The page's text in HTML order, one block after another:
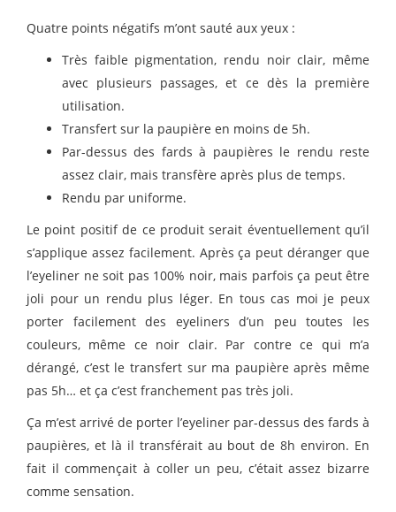
Quatre points négatifs m’ont sauté aux yeux :
Très faible pigmentation, rendu noir clair, même
avec plusieurs passages, et ce dès la première
utilisation.
Transfert sur la paupière en moins de 5h.
Par-dessus des fards à paupières le rendu reste
assez clair, mais transfère après plus de temps.
Rendu par uniforme.
Le point positif de ce produit serait éventuellement qu’il
s’applique assez facilement. Après ça peut déranger que
l’eyeliner ne soit pas 100% noir, mais parfois ça peut être
joli pour un rendu plus léger. En tous cas moi je peux
porter facilement des eyeliners d’un peu toutes les
couleurs, même ce noir clair. Par contre ce qui m’a
dérangé, c’est le transfert sur ma paupière après même
pas 5h… et ça c’est franchement pas très joli.
Ça m’est arrivé de porter l’eyeliner par-dessus des fards à
paupières, et là il transférait au bout de 8h environ. En
fait il commençait à coller un peu, c’était assez bizarre
comme sensation.